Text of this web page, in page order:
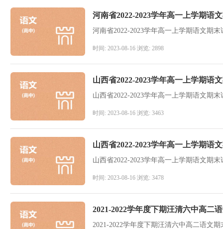
河南省2022-2023学年高一上学期语
河南省2022-2023学年高一上学期语文期
时间: 2023-08-16 浏览: 2898
山西省2022-2023学年高一上学期语
山西省2022-2023学年高一上学期语文期
时间: 2023-08-16 浏览: 3463
山西省2022-2023学年高一上学期语
山西省2022-2023学年高一上学期语文期
时间: 2023-08-16 浏览: 3478
2021-2022学年度下期汪清六中高二
2021-2022学年度下期汪清六中高二语文期